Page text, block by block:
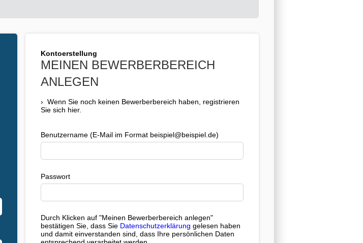
MEINEN BEWERBERBEREICH
ANLEGEN
› Wenn Sie noch keinen Bewerberbereich haben, registrieren
Sie sich hier.
Kontoerstellung
Benutzername (E-Mail im Format beispiel@beispiel.de)
Passwort
Durch Klicken auf "Meinen Bewerberbereich anlegen"
bestätigen Sie, dass Sie Datenschutzerklärung gelesen haben
und damit einverstanden sind, dass Ihre persönlichen Daten